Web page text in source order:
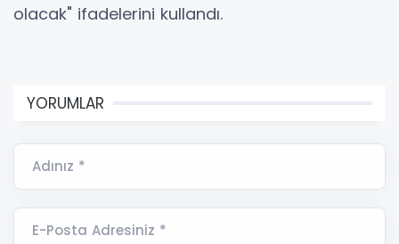
olacak" ifadelerini kullandı.
YORUMLAR
Adınız *
E-Posta Adresiniz *